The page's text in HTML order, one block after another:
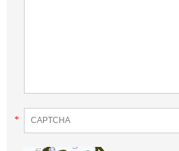
*